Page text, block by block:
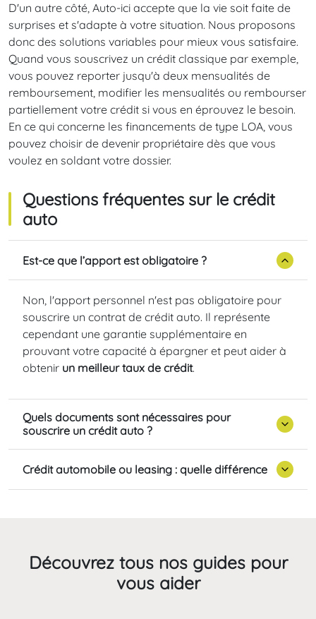
D'un autre côté, Auto-ici accepte que la vie soit faite de
surprises et s'adapte à votre situation. Nous proposons
donc des solutions variables pour mieux vous satisfaire.
Quand vous souscrivez un crédit classique par exemple,
vous pouvez reporter jusqu'à deux mensualités de
remboursement, modifier les mensualités ou rembourser
partiellement votre crédit si vous en éprouvez le besoin.
En ce qui concerne les financements de type LOA, vous
pouvez choisir de devenir propriétaire dès que vous
voulez en soldant votre dossier.
Questions fréquentes sur le crédit
auto
Est-ce que l’apport est obligatoire ?
Non, l'apport personnel n'est pas obligatoire pour
souscrire un contrat de crédit auto. Il représente
cependant une garantie supplémentaire en
prouvant votre capacité à épargner et peut aider à
obtenir un meilleur taux de crédit.
Quels documents sont nécessaires pour
souscrire un crédit auto ?
Crédit automobile ou leasing : quelle différence
Découvrez tous nos guides pour
vous aider